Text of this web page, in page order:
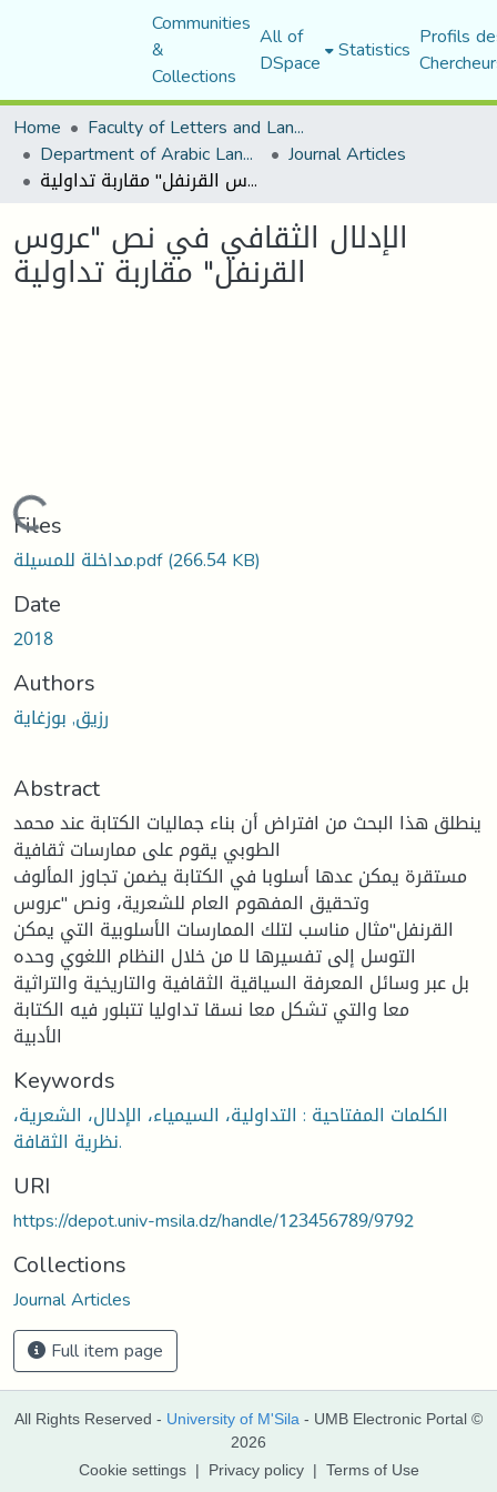
Communities
&
Collections
All of
DSpace Statistics Profils
Home
Faculty of Letters and Languages
Department of Arabic Language and Literature Journal Articles
الإدلال الثقافي في نص "عروس القرنفل" مقاربة تداولية
الإدلال الثقافي في نص "عروس
القرنفل" مقاربة تداولية
Loading...
Files
مداخلة للمسيلة.pdf(266.54 KB)
Date
2018
Authors
رزيق, بوزغاية
Abstract
ينطلق هذا البحث من افتراض أن بناء جماليات الكتابة عند محمد
الطوبي يقوم على ممارسات ثقافية
مستقرة يمكن عدها أسلوبا في الكتابة يضمن تجاوز المألوف
وتحقيق المفهوم العام للشعرية، ونص "عروس
القرنفل"مثال مناسب لتلك الممارسات الأسلوبية التي يمكن
التوسل إلى تفسيرها لا من خلال النظام اللغوي وحده
بل عبر وسائل المعرفة السياقية الثقافية والتاريخية والتراثية
معا والتي تشكل معا نسقا تداوليا تتبلور فيه الكتابة
الأدبية
Keywords
الكلمات المفتاحية : التداولية، السيمياء، الإدلال، الشعرية،
نظرية الثقافة.
URI
https://depot.univ-msila.dz/handle/123456789/9792
Collections
Journal Articles
Full item page
All Rights Reserved - University of M'Sila - UMB Electronic Portal ©
2026
Cookie settings | Privacy policy | Terms of Use